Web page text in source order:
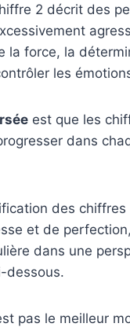
2 décrit des
la force, la
les
est que les
dans
des chiffres
et de
dans une
dessous.
pas le meilleur